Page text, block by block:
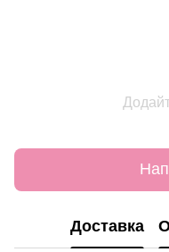
Доставка